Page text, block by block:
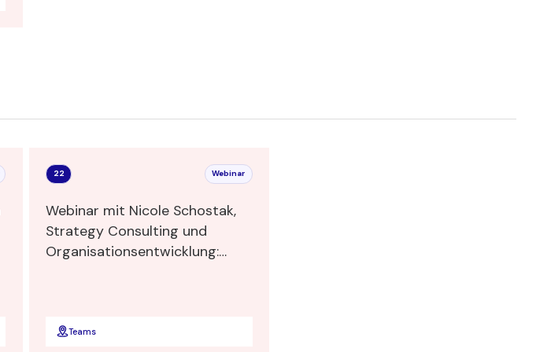
22 Webinar
Webinar mit Nicole Schostak,
Strategy Consulting und
Organisationsentwicklung:
Teams